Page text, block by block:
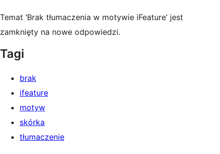
Temat ‘Brak tłumaczenia w motywie iFeature’ jest
zamknięty na nowe odpowiedzi.
Tagi
brak
ifeature
motyw
skórka
tłumaczenie